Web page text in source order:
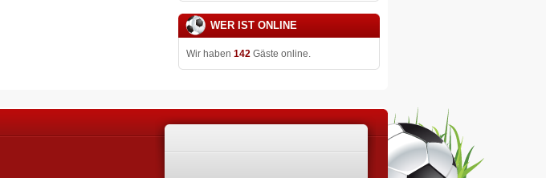
WER IST ONLINE
Wir haben 142Gäste online.